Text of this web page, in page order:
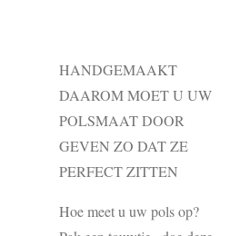
HANDGEMAAKT
DAAROM MOET U UW
POLSMAAT DOOR
GEVEN ZO DAT ZE
PERFECT ZITTEN
Hoe meet u uw pols op?